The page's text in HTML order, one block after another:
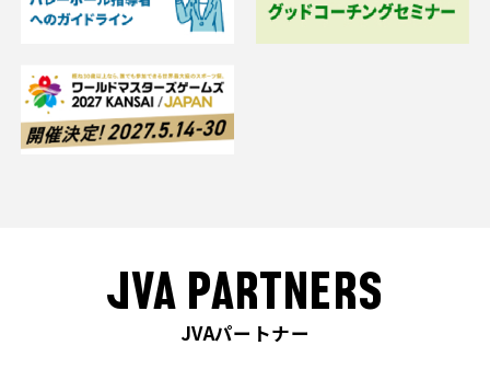
JVA PARTNERS
JVAパートナー